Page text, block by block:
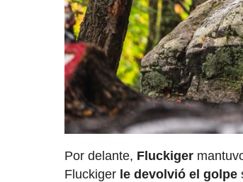
Por delante, Fluckiger
Fluckiger le devolvió el golpe